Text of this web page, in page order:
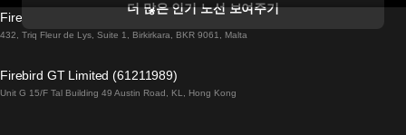
더블린에서 골웨이 열차
로마에서 나폴리 열차
더 많은 인기 노선 보여주기
Firebird GT Limited (OC 1451)
432, Triq Fleur de Lys, Suite 1, Birkirkara, BKR 9061, Malta
Firebird GT Limited (61211989)
Unit G 15/F Tal Building 49 Austin Road, KL, Hong Kong